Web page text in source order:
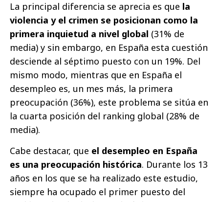
La principal diferencia se aprecia es que la
violencia y el crimen se posicionan como la
primera inquietud a nivel global (31% de
media) y sin embargo, en España esta cuestión
desciende al séptimo puesto con un 19%. Del
mismo modo, mientras que en España el
desempleo es, un mes más, la primera
preocupación (36%), este problema se sitúa en
la cuarta posición del ranking global (28% de
media).
Cabe destacar, que el desempleo en España
es una preocupación histórica. Durante los 13
años en los que se ha realizado este estudio,
siempre ha ocupado el primer puesto del